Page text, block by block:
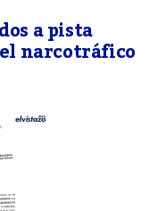
a pista
narcotráfico